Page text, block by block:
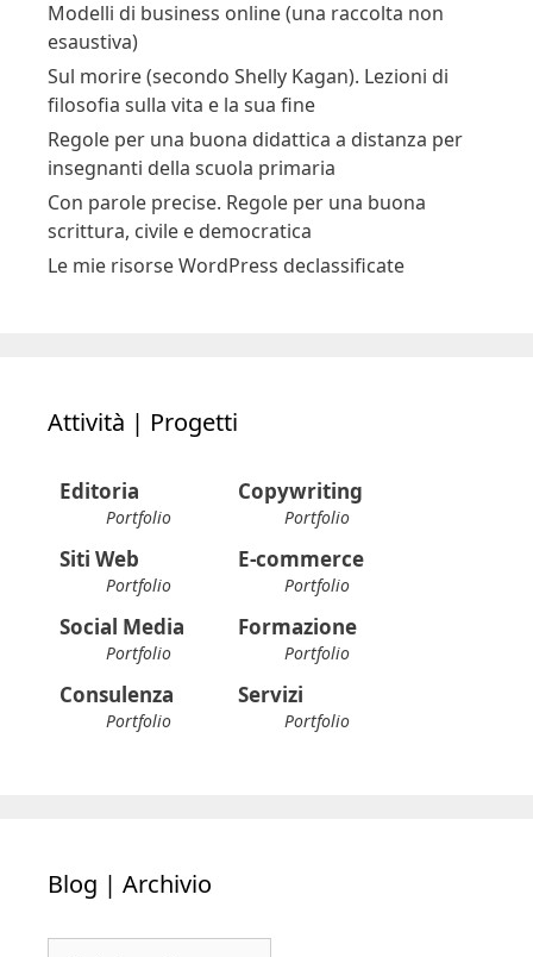
Modelli di business online (una raccolta non
esaustiva)
Sul morire (secondo Shelly Kagan). Lezioni di
filosofia sulla vita e la sua fine
Regole per una buona didattica a distanza per
insegnanti della scuola primaria
Con parole precise. Regole per una buona
scrittura, civile e democratica
Le mie risorse WordPress declassificate
Attività | Progetti
Editoria
Portfolio
Copywriting
Portfolio
Siti Web
Portfolio
E-commerce
Portfolio
Social Media
Portfolio
Formazione
Portfolio
Consulenza
Portfolio
Servizi
Portfolio
Blog | Archivio